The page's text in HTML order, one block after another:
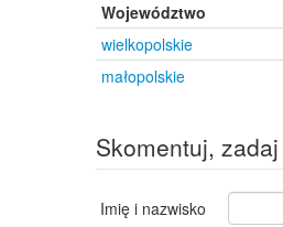
Województwo
wielkopolskie
małopolskie
Skomentuj,
Imię i nazwisko